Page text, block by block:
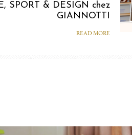
SPORT & DESIGN chez
GIANNOTTI
READ MORE